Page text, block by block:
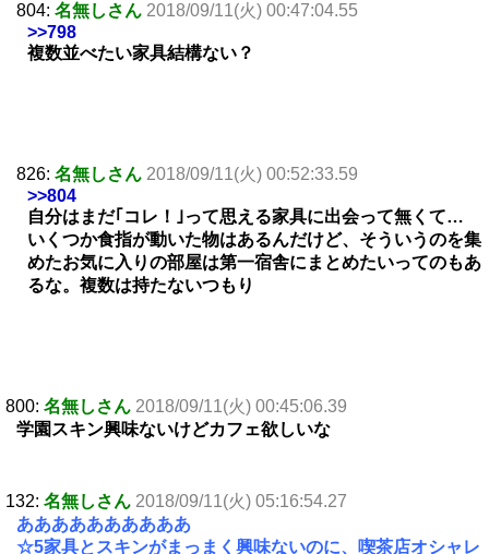
804: 名無しさん 2018/09/11(火) 00:47:04.55
>>798
複数並べたい家具結構ない？
826: 名無しさん 2018/09/11(火) 00:52:33.59
>>804
自分はまだ｢コレ！｣って思える家具に出会って無くて…
いくつか食指が動いた物はあるんだけど、そういうのを集
めたお気に入りの部屋は第一宿舎にまとめたいってのもあ
るな。複数は持たないつもり
800: 名無しさん 2018/09/11(火) 00:45:06.39
学園スキン興味ないけどカフェ欲しいな
132: 名無しさん 2018/09/11(火) 05:16:54.27
ああああああああああ
☆5家具とスキンがまっまく興味ないのに、喫茶店オシャレ